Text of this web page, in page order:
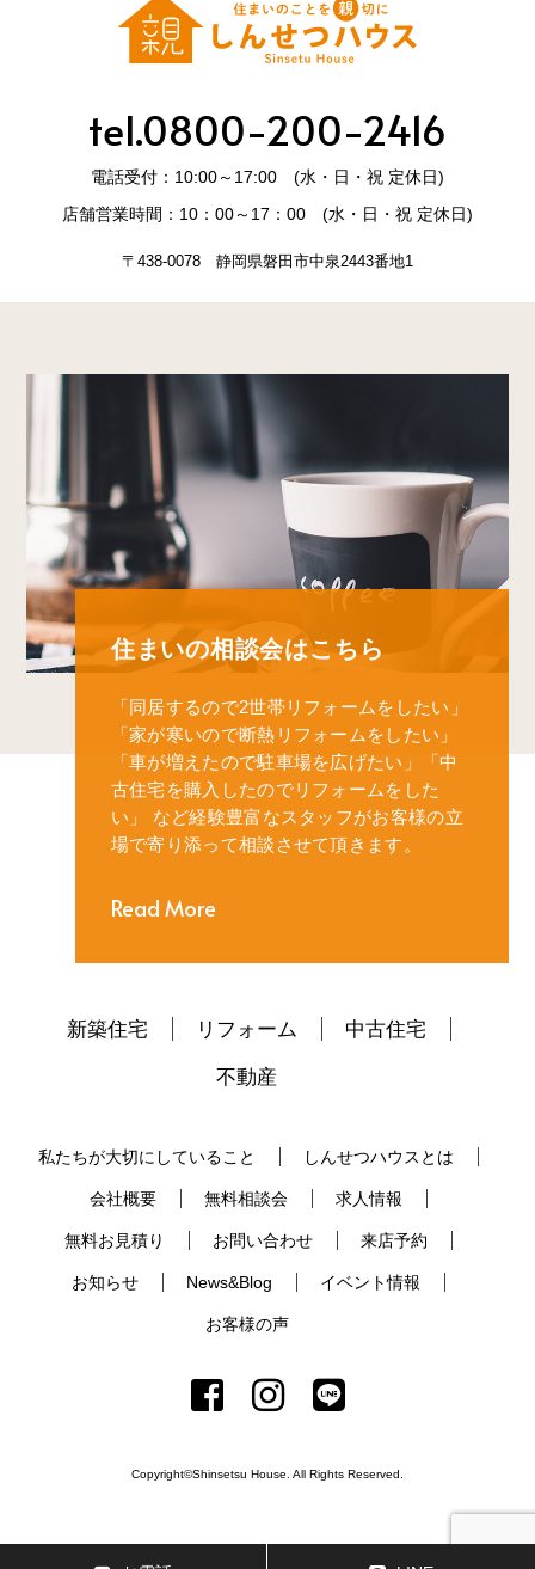
tel.0800-200-2416
電話受付：10:00～17:00 (水・日・祝 定休日)
店舗営業時間：10：00～17：00 (水・日・祝 定休日)
〒438-0078 静岡県磐田市中泉2443番地1
住まいの相談会はこちら
「同居するので2世帯リフォームをしたい」
「家が寒いので断熱リフォームをしたい」
「車が増えたので駐車場を広げたい」
「中
古住宅を購入したのでリフォームをした
い」
など経験豊富なスタッフがお客様の立
場で寄り添って相談させて頂きます。
Read More
新築住宅 リフォーム
中古住宅
不動産
私たちが大切にしていること しんせつハウスとは
会社概要 無料相談会 求人情報
無料お見積り お問い合わせ 来店予約
お知らせ News&Blog イベント情報
お客様の声
Copyright©Shinsetsu House. All Rights Reserved.